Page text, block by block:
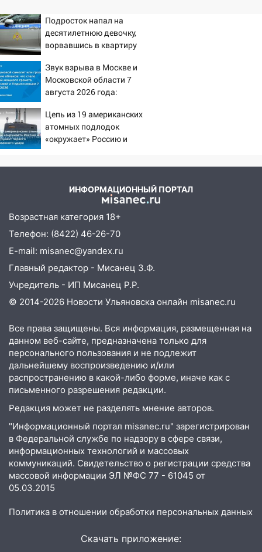
14:08
подробности серьезной аварии на
Фруктовой
13:30
Трудовой горело здание
Водитель без прав врезался в
припаркованный автомобиль
12:37
Переезжал «зебру» на
велосипеде и попал под колеса
В Засвияжье под колёса авто
11:17 В Радищевском районе сгорели
хозяйственные постройки
11:00 В Канадее горел жилой дом
10:18 Губернатор Ульяновской области:
уничтожено четыре беспилотника в
10:00 В Ульяновске дотла сгорел
легковой автомобиль
09:39 В Ульяновске будут судить десять
наркодилеров, снабжавших две области
09:25
Вынесли приговор дебоширам,
избившим мужчину в трамвае
08:27 Ульяновская полиция получила
один из шести уникальных автомобилей
в России
07:02 Жара отступит: какой будет
Двое мигрантов изнасиловали 13-
летнюю девочку в центре Ульяновска
Подросток напал на
десятилетнюю девочку,
ворвавшись в квартиру
Звук взрыва в Москве и
Московской области 7
августа 2026 года:
откуда был громкий
хлопок
Цепь из 19 американских
атомных подлодок
«окружает» Россию и
ИНФОРМАЦИОННЫЙ ПОРТАЛ
Возрастная категория 18+
Телефон: (8422) 46-26-70
E-mail: misanec@yandex.ru
Главный редактор - Мисанец З.Ф.
Учредитель - ИП Мисанец Р.Р.
© 2014-2026 Новости Ульяновска онлайн misanec.ru
Все права защищены. Вся информация, размещенная на
данном веб-сайте, предназначена только для
персонального пользования и не подлежит
дальнейшему воспроизведению и/или
распространению в какой-либо форме, иначе как с
письменного разрешения редакции.
Редакция может не разделять мнение авторов.
"Информационный портал misanec.ru" зарегистрирован
в Федеральной службе по надзору в сфере связи,
информационных технологий и массовых
коммуникаций. Свидетельство о регистрации средства
массовой информации ЭЛ №ФС 77 - 61045 от
05.03.2015
Политика в отношении обработки персональных данных
Скачать приложение: